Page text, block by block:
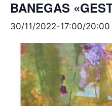
BANEGAS
30/11/2022-17:00/20:00